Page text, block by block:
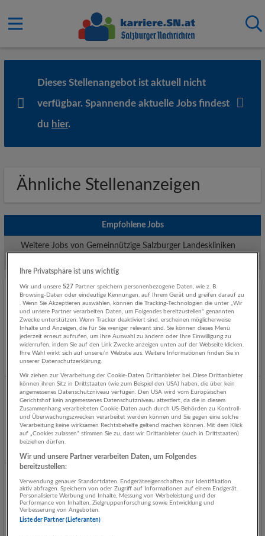
Dieses Stellenangebot ist aktuell nicht
verfügbar. Spannende aktuelle Jobs findest
du hier.
Ähnliche Stellenanzeigen
Empfohlene Jobs
Weitere Jobs von Gemeinnützige Salzburger Landeskliniken
NOTFALLSANITÄTER (m/w/d) für die
Ausbildungsakademie (Teilzeit)
07.08.2026, Österreichisches Rotes Kreuz, Landesverband
Salzburg
Salzburg
Assistenzarzt/-ärztin für Herzchirurgie (w/m/d)
06.08.2026,Gemeinnützige Salzburger Landeskliniken
Betriebsgesellschaft mbH (SALK)
Salzburg
Vor 2 Tagen veröffentlicht
Logopäde/-in (w/m/d)
06.08.2026, Gemeinnützige Salzburger Landeskliniken
Betriebsgesellschaft mbH (SALK)
Salzburg
Ihre Privatsphäre ist uns wichtig
Wir und unsere 527 Partner speichern personenbezogene Daten, wie z. B.
Browsing-Daten oder eindeutige Kennungen, auf Ihrem Gerät und greifen darauf zu
. Wenn Sie Akzeptieren auswählen, können die Tracking-Technologien die unter „Wir
und unsere Partner verarbeiten Daten, um Folgendes bereitzustellen“ genannten
Zwecke unterstützen. Wenn Tracker deaktiviert sind, erscheinen möglicherweise
Inhalte und Anzeigen, die für Sie weniger relevant sind. Sie können dieses Menü
jederzeit erneut aufrufen, um Ihre Auswahl zu ändern oder Ihre Einwilligung zu
widerrufen, indem Sie auf den Link Zwecke anzeigen unten auf der Webseite klicken.
Ihre Wahl wirkt sich auf unsere/n Website aus. Weitere Informationen finden Sie in
unserer Datenschutzerklärung.
Wir ziehen zur Verarbeitung der Cookie-Daten Drittanbieter bei. Diese Drittanbieter
können ihren Sitz in Drittstaaten (wie zum Beispiel den USA) haben, die über kein
angemessenes Datenschutzniveau verfügen. Den USA wird vom Europäischen
Gerichtshof kein angemessenes Datenschutzniveau attestiert, da die in diesem
Zusammenhang verarbeiteten Cookie-Daten auch durch US-Behörden zu Kontroll-
und Überwachungszwecken verarbeitet werden können und Sie gegen eine solche
Verarbeitung keine wirksamen Rechtsbehelfe geltend machen können. Mit dem Klick
auf „Cookies zulassen“ stimmen Sie zu, dass wir Drittanbieter (auch in Drittstaaten)
beiziehen dürfen.
Wir und unsere Partner verarbeiten Daten, um Folgendes
bereitzustellen:
Verwendung genauer Standortdaten. Endgeräteeigenschaften zur Identifikation
aktiv abfragen. Speichern von oder Zugriff auf Informationen auf einem Endgerät.
Personalisierte Werbung und Inhalte, Messung von Werbeleistung und der
Performance von Inhalten, Zielgruppenforschung sowie Entwicklung und
Verbesserung von Angeboten.
Liste der Partner (Lieferanten)